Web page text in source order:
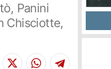
Panini
Chisciotte,